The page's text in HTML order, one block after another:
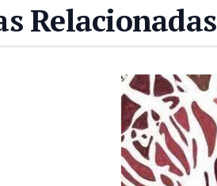
Relacionadas